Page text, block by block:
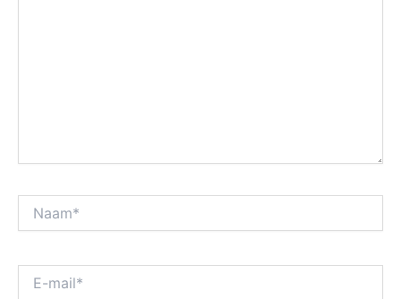
mail*